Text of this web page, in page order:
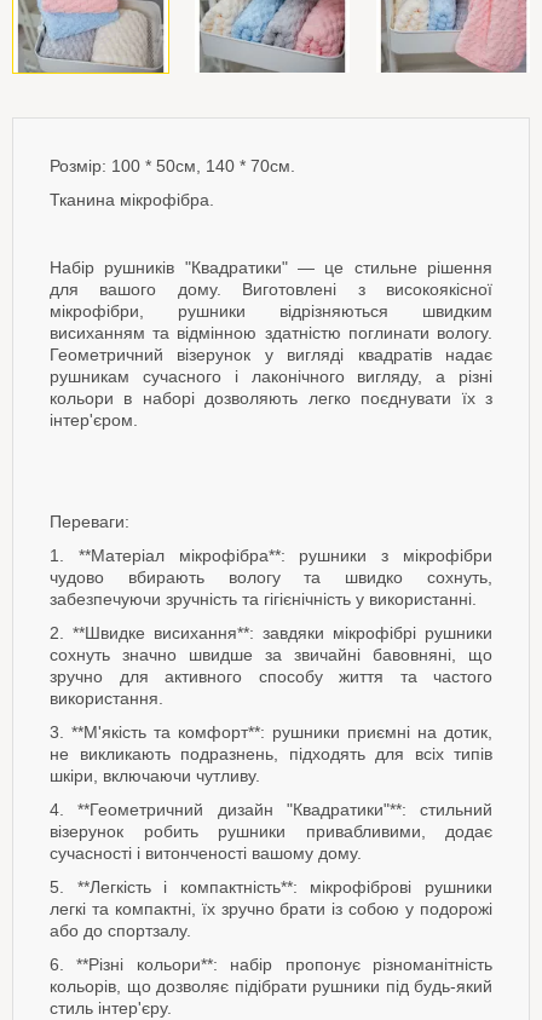
Розмір: 100 * 50см, 140 * 70см.
Тканина мікрофібра.
Набір рушників "Квадратики" — це стильне рішення
для вашого дому. Виготовлені з високоякісної
мікрофібри, рушники відрізняються швидким
висиханням та відмінною здатністю поглинати вологу.
Геометричний візерунок у вигляді квадратів надає
рушникам сучасного і лаконічного вигляду, а різні
кольори в наборі дозволяють легко поєднувати їх з
інтер'єром.
Переваги:
1. **Матеріал мікрофібра**: рушники з мікрофібри
чудово вбирають вологу та швидко сохнуть,
забезпечуючи зручність та гігієнічність у використанні.
2. **Швидке висихання**: завдяки мікрофібрі рушники
сохнуть значно швидше за звичайні бавовняні, що
зручно для активного способу життя та частого
використання.
3. **М'якість та комфорт**: рушники приємні на дотик,
не викликають подразнень, підходять для всіх типів
шкіри, включаючи чутливу.
4. **Геометричний дизайн "Квадратики"**: стильний
візерунок робить рушники привабливими, додає
сучасності і витонченості вашому дому.
5. **Легкість і компактність**: мікрофіброві рушники
легкі та компактні, їх зручно брати із собою у подорожі
або до спортзалу.
6. **Різні кольори**: набір пропонує різноманітність
кольорів, що дозволяє підібрати рушники під будь-який
стиль інтер'єру.